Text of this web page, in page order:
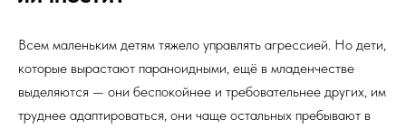
Всем маленьким детям тяжело управлять агрессией. Но дети,
которые вырастают параноидными, ещё в младенчестве
выделяются — они беспокойнее и требовательнее других, им
труднее адаптироваться, они чаще остальных пребывают в